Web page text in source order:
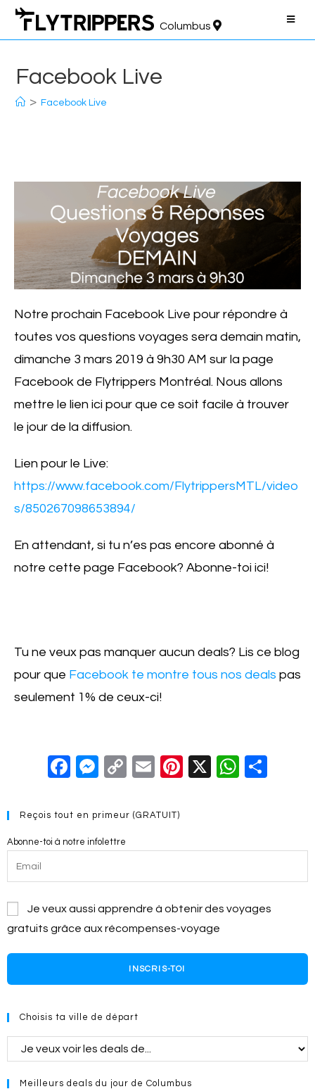
Columbus
Facebook Live
> Facebook Live
Notre prochain Facebook Live pour répondre à
toutes vos questions voyages sera demain matin,
dimanche 3 mars 2019 à 9h30 AM sur la page
Facebook de Flytrippers Montréal. Nous allons
mettre le lien ici pour que ce soit facile à trouver
le jour de la diffusion.
Lien pour le Live:
https://www.facebook.com/FlytrippersMTL/video
s/850267098653894/
En attendant, si tu n’es pas encore abonné à
notre cette page Facebook? Abonne-toi ici!
Tu ne veux pas manquer aucun deals? Lis ce blog
pour que Facebook te montre tous nos deals pas
seulement 1% de ceux-ci!
F
c
e
b
o
o
k
M
ss
e
n
g
er
C
p
Li
n
k
E
ail
Pi
st
X
W
A
p
p
Reçois tout en primeur (GRATUIT)
Abonne-toi à notre infolettre
Je veux aussi apprendre à obtenir des voyages
gratuits grâce aux récompenses-voyage
INSCRIS-TOI
Choisis ta ville de départ
Meilleurs deals du jour de Columbus